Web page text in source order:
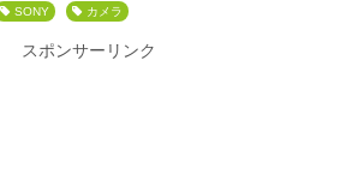
SONY カメラ
スポンサーリンク